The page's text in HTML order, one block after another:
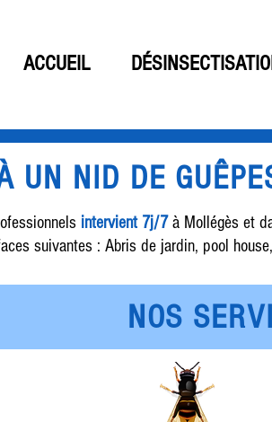
ACCUEIL
UN NID DE
intervient 7j/7à Mollégès et
suivantes : Abris de jardin, pool
NOS